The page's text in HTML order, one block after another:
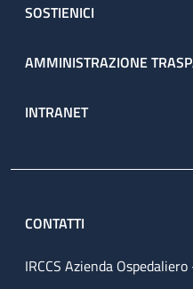
SOSTIENICI
AMMINISTRAZIONE
INTRANET
CONTATTI
IRCCS Azienda